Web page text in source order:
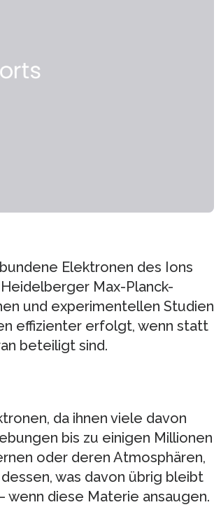
Elektronen des Ions
Max-Planck-
und experimentellen Studien
effizienter erfolgt, wenn statt
beteiligt sind.
da ihnen viele davon
bis zu einigen Millionen
oder deren Atmosphären,
was davon übrig bleibt
diese Materie ansaugen.